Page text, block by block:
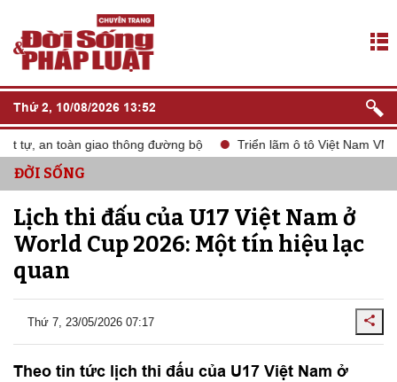
Thứ 2, 10/08/2026 13:52
an toàn giao thông đường bộ Triển lãm ô tô Việt Nam VMS
ĐỜI SỐNG
Lịch thi đấu của U17 Việt Nam ở
World Cup 2026: Một tín hiệu lạc
quan
Thứ 7, 23/05/2026 07:17
Theo tin tức lịch thi đấu của U17 Việt Nam ở